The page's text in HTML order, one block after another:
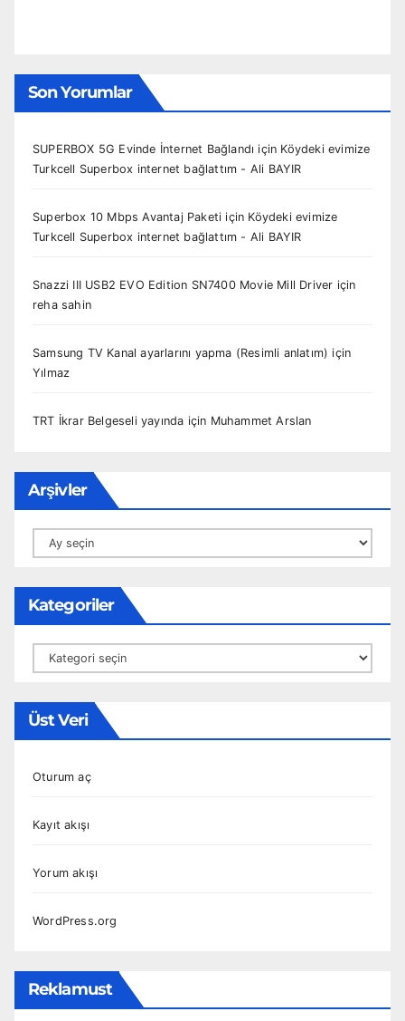
Son Yorumlar
SUPERBOX 5G Evinde İnternet Bağlandı için Köydeki evimize
Turkcell Superbox internet bağlattım - Ali BAYIR
Superbox 10 Mbps Avantaj Paketi için Köydeki evimize
Turkcell Superbox internet bağlattım - Ali BAYIR
Snazzi III USB2 EVO Edition SN7400 Movie Mill Driver için
reha sahin
Samsung TV Kanal ayarlarını yapma (Resimli anlatım) için
Yılmaz
TRT İkrar Belgeseli yayında için Muhammet Arslan
Arşivler
Arşivler
Kategoriler
Kategoriler
Üst Veri
Oturum aç
Kayıt akışı
Yorum akışı
WordPress.org
Reklamust